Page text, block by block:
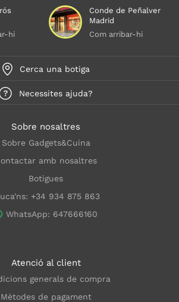
hi
Conde de Peñalver
Madrid
Com arribar-hi
Cerca una botiga
Necessites ajuda?
Sobre nosaltres
Sobre Gadgets&Cuina
amb nosaltres
Botigues
+34 934 875 863
WhatsApp: 647666160
Atenció al client
generals de compra
Mètodes de pagament